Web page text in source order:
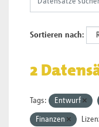
Sortieren nach
2
Tags: Entwurf
Finanzen